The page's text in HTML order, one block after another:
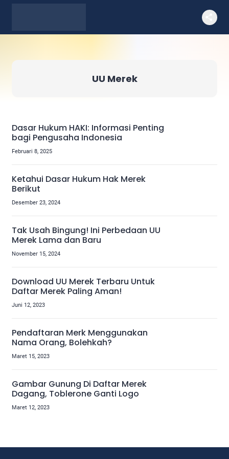
UU Merek
Dasar Hukum HAKI: Informasi Penting
bagi Pengusaha Indonesia
Februari 8, 2025
Ketahui Dasar Hukum Hak Merek
Berikut
Desember 23, 2024
Tak Usah Bingung! Ini Perbedaan UU
Merek Lama dan Baru
November 15, 2024
Download UU Merek Terbaru Untuk
Daftar Merek Paling Aman!
Juni 12, 2023
Pendaftaran Merk Menggunakan
Nama Orang, Bolehkah?
Maret 15, 2023
Gambar Gunung Di Daftar Merek
Dagang, Toblerone Ganti Logo
Maret 12, 2023